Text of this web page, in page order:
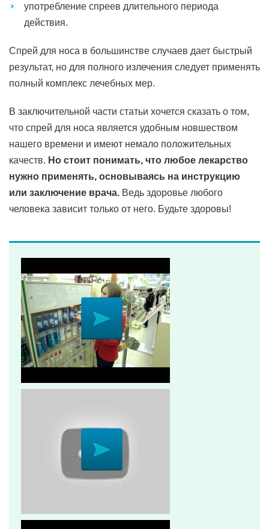
употребление спреев длительного периода
действия.
Спрей для носа в большинстве случаев дает быстрый
результат, но для полного излечения следует применять
полный комплекс лечебных мер.
В заключительной части статьи хочется сказать о том,
что спрей для носа является удобным новшеством
нашего времени и имеют немало положительных
качеств. Но стоит понимать, что любое лекарство
нужно применять, основываясь на инструкцию
или заключение врача. Ведь здоровье любого
человека зависит только от него. Будьте здоровы!